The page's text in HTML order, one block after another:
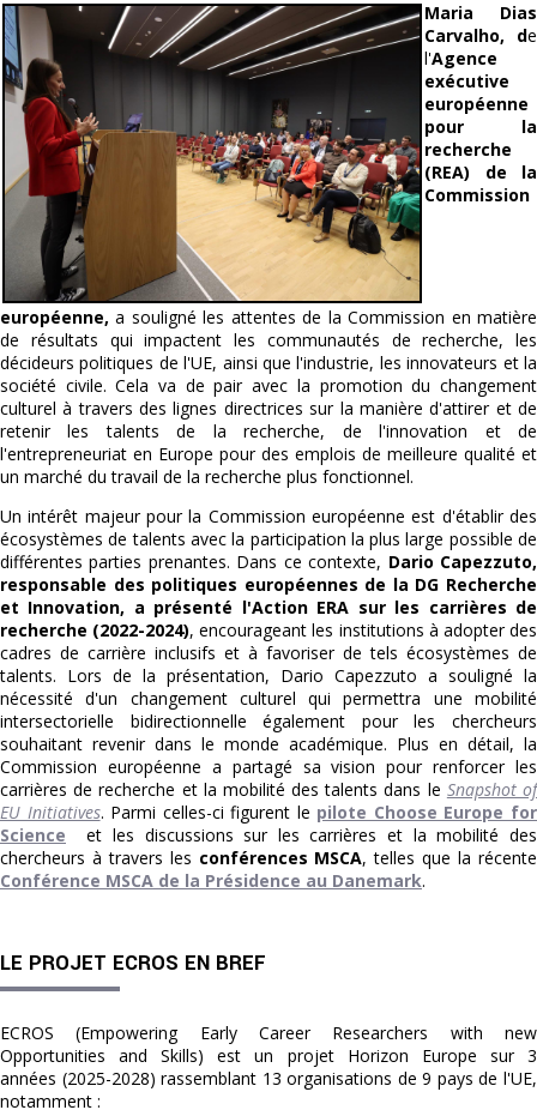
Maria Dias
Carvalho, de
l'Agence
exécutive
européenne
pour la
recherche
(REA) de la
Commission
européenne, a souligné les attentes de la Commission en matière
de résultats qui impactent les communautés de recherche, les
décideurs politiques de l'UE, ainsi que l'industrie, les innovateurs et la
société civile. Cela va de pair avec la promotion du changement
culturel à travers des lignes directrices sur la manière d'attirer et de
retenir les talents de la recherche, de l'innovation et de
l'entrepreneuriat en Europe pour des emplois de meilleure qualité et
un marché du travail de la recherche plus fonctionnel.
Un intérêt majeur pour la Commission européenne est d'établir des
écosystèmes de talents avec la participation la plus large possible de
différentes parties prenantes. Dans ce contexte, Dario Capezzuto,
responsable des politiques européennes de la DG Recherche
et Innovation, a présenté l'Action ERA sur les carrières de
recherche (2022-2024), encourageant les institutions à adopter des
cadres de carrière inclusifs et à favoriser de tels écosystèmes de
talents. Lors de la présentation, Dario Capezzuto a souligné la
nécessité d'un changement culturel qui permettra une mobilité
intersectorielle bidirectionnelle également pour les chercheurs
souhaitant revenir dans le monde académique. Plus en détail, la
Commission européenne a partagé sa vision pour renforcer les
carrières de recherche et la mobilité des talents dans le Snapshot of
EU Initiatives. Parmi celles-ci figurent le pilote Choose Europe for
Science et les discussions sur les carrières et la mobilité des
chercheurs à travers les conférences MSCA, telles que la récente
Conférence MSCA de la Présidence au Danemark.
LE PROJET ECROS EN BREF
ECROS (Empowering Early Career Researchers with new
Opportunities and Skills) est un projet Horizon Europe sur 3
années (2025-2028) rassemblant 13 organisations de 9 pays de l'UE,
notamment :